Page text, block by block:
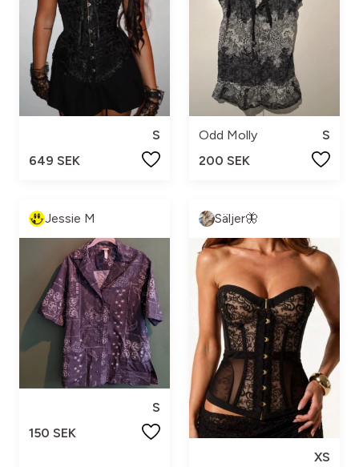
S
649 SEK
Odd Molly
S
200 SEK
Jessie M
S
150 SEK
Säljer🦋
XS